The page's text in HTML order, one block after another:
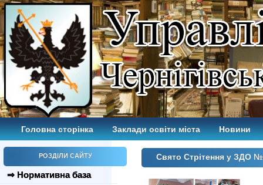
Головна сторінка Заклади освіти міста Новини
РОЗДІЛИ САЙТУ
⇒ Нормативна база
Свято Стрітення у ЗДО